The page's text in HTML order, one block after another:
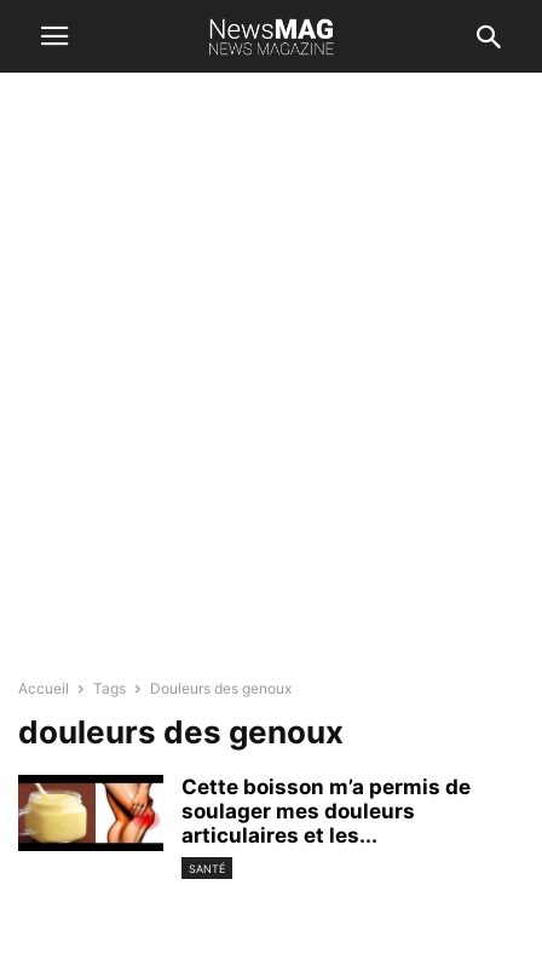
Accueil Tags Douleurs des genoux
douleurs des genoux
Cette boisson m’a permis de
soulager mes douleurs
articulaires et les...
SANTÉ